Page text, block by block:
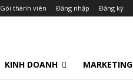
Gói thành viên Đăng nhập Đăng ký
KINH DOANH MARKETING